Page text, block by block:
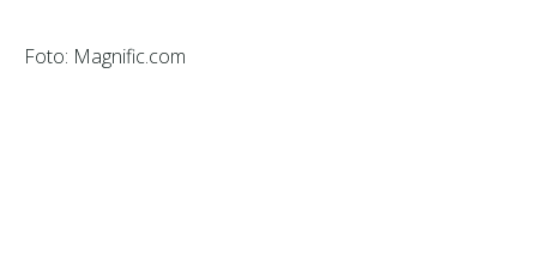
Foto: Magnific.com